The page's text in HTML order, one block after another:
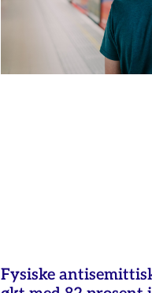
Fysiske